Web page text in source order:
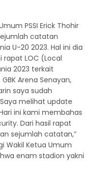
PSSI Erick Thohir
catatan
U-20 2023. Hal ini dia
rapat LOC (Local
2023 terkait
Arena Senayan,
saya sudah
melihat update
ini kami membahas
Dari hasil rapat
sejumlah catatan,”
Wakil Ketua Umum
enam stadion yakni